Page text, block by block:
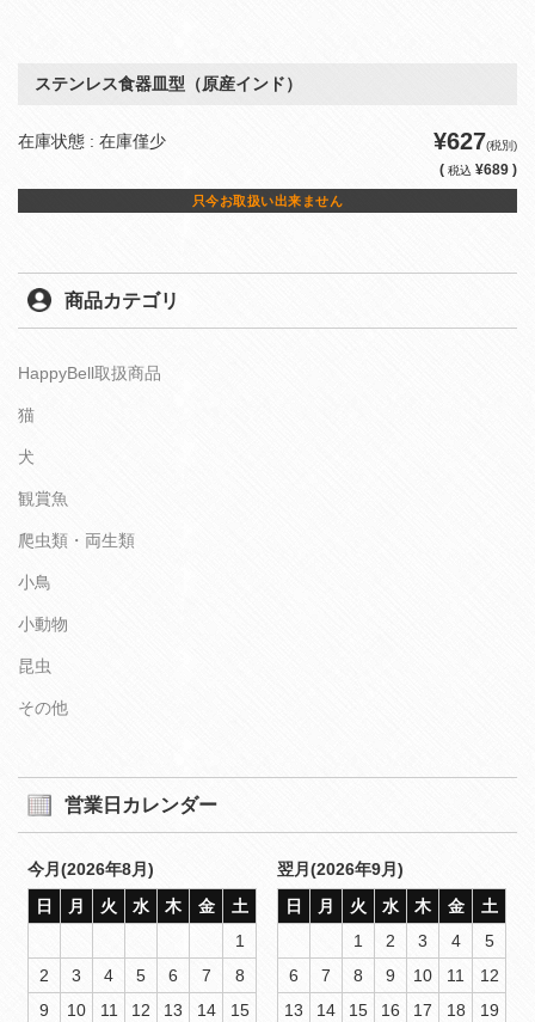
ステンレス食器皿型（原産インド）
在庫状態 : 在庫僅少 ¥627(税別)
( 税込 ¥689 )
只今お取扱い出来ません
商品カテゴリ
HappyBell取扱商品
猫
犬
観賞魚
爬虫類・両生類
小鳥
小動物
昆虫
その他
営業日カレンダー
今月(2026年8月)
日
月 火 水 木 金
土
1
2
3 4 5 6 7
8
9
10 11 12 13 14
15
翌月(2026年9月)
日
月 火 水 木 金
土
1
2 3 4
5
6
7 8 9 10 11
12
13
14 15 16 17 18
19